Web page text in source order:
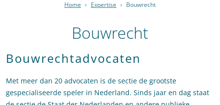
Home › Expertise › Bouwrecht
Bouwrecht
Bouwrechtadvocaten
Met meer dan 20 advocaten is de sectie de grootste
gespecialiseerde speler in Nederland. Sinds jaar en dag staat